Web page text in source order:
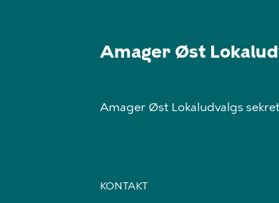
Amager Øst
Amager Øst Lokaludvalgs
KONTAKT